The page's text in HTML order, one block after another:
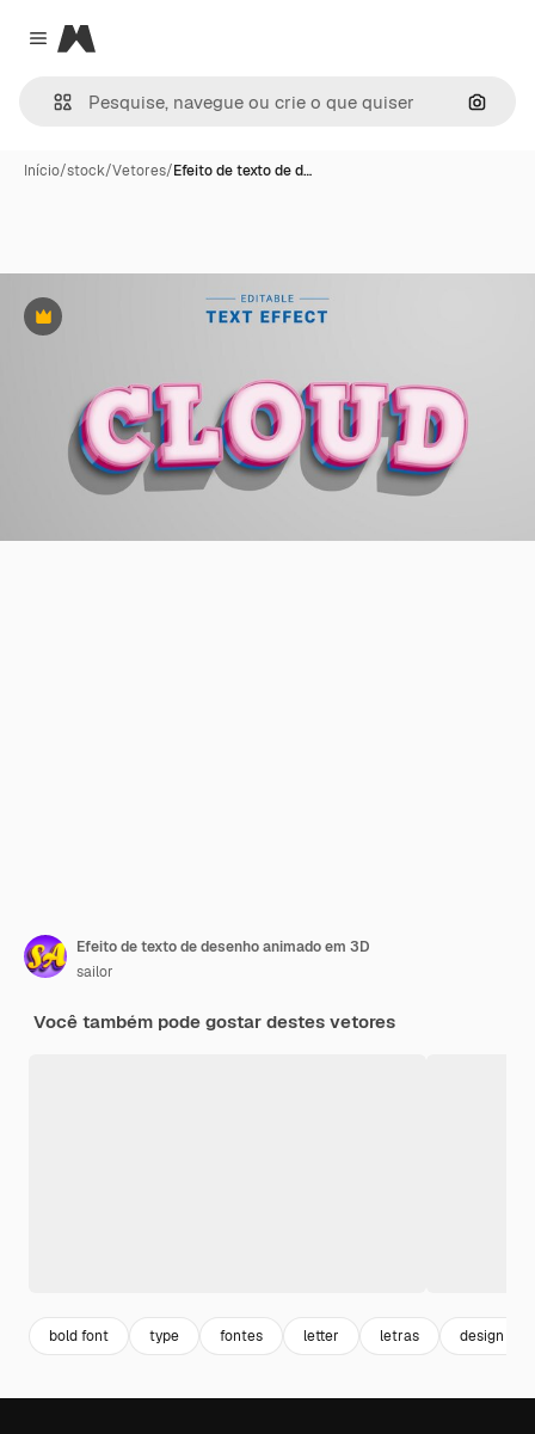
Close menu
Magnific
Início/stock/Vetores/Efeito de texto de d…
Premium
Efeito de texto de desenho animado em 3D
sailor
Você também pode gostar destes vetores
bold font type fontes letter letras design font